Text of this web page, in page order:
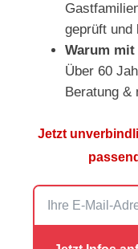
geprüft und
Warum
Über 60
Beratung &
Jetzt